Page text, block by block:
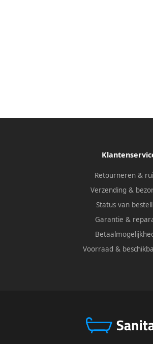
Retourneren &
Verzending &
Status van
Garantie &
Voorraad &